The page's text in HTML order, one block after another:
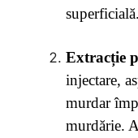
superficială.
Extracție
injectare,
murdar
murdărie.